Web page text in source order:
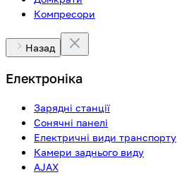
Компресори
Назад
Електроніка
Зарядні станції
Сонячні панелі
Електричні види транспорту
Камери заднього виду
AJAX